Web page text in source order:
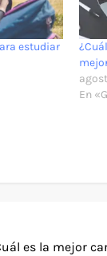
estudiar
En
es la mejor